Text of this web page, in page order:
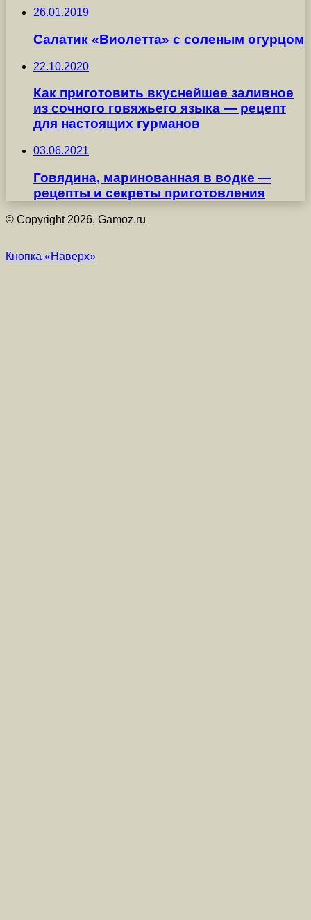
26.01.2019
Салатик «Виолетта» с соленым огурцом
22.10.2020
Как приготовить вкуснейшее заливное
из сочного говяжьего языка — рецепт
для настоящих гурманов
03.06.2021
Говядина, маринованная в водке —
рецепты и секреты приготовления
© Copyright 2026, Gamoz.ru
Кнопка «Наверх»